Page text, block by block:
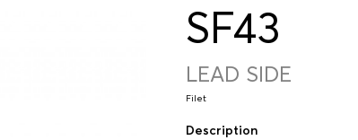
SF43
LEAD SIDE
Filet
Description